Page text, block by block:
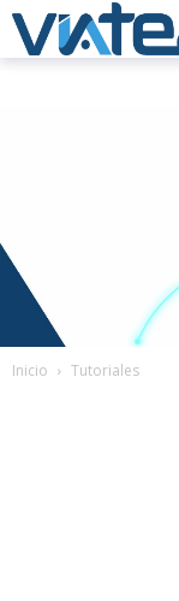
Inicio Tutoriales